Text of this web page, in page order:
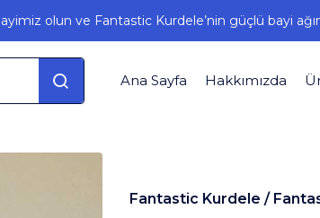
olun ve Fantastic Kurdele’nin güçlü bayi
Ana Sayfa Hakkımızda
Fantastic Kurdele /